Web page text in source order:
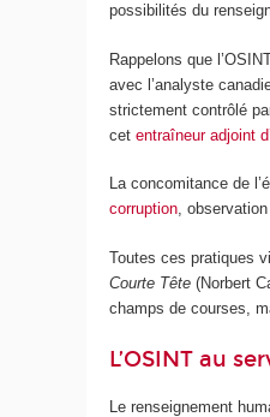
possibilités du
Rappelons que
avec l’analyste
strictement contrôlé
cetentraîneur adjoint
La concomitance de
corruption,
Toutes ces pratiques
Courte Tête (Norbert
champs de courses,
L’OSINT au
Le renseignement